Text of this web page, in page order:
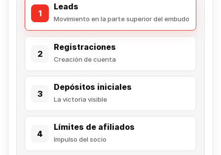
1
Leads
Movimiento en la parte superior del embudo
2
Registraciones
Creación de cuenta
3
Depósitos iniciales
La victoria visible
4
Límites de afiliados
Impulso del socio